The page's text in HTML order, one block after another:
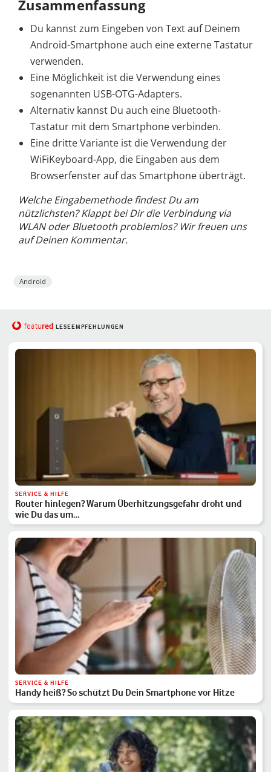
Zusammenfassung
Du kannst zum Eingeben von Text auf Deinem
Android-Smartphone auch eine externe Tastatur
verwenden.
Eine Möglichkeit ist die Verwendung eines
sogenannten USB-OTG-Adapters.
Alternativ kannst Du auch eine Bluetooth-
Tastatur mit dem Smartphone verbinden.
Eine dritte Variante ist die Verwendung der
WiFiKeyboard-App, die Eingaben aus dem
Browserfenster auf das Smartphone überträgt.
Welche Eingabemethode findest Du am
nützlichsten? Klappt bei Dir die Verbindung via
WLAN oder Bluetooth problemlos? Wir freuen uns
auf Deinen Kommentar.
Android
featured LESEEMPFEHLUNGEN
SERVICE & HILFE
Router hinlegen? Warum Überhitzungsgefahr droht und
wie Du das um…
SERVICE & HILFE
Handy heiß? So schützt Du Dein Smartphone vor Hitze